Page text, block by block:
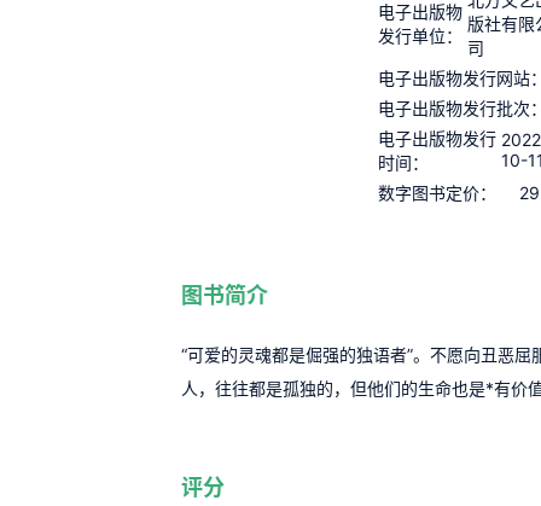
电子出版物
发行单位：
版社有限
司
电子出版物发行网站
电子出版物发行批次
电子出版物发行
时间：
10-
数字图书定价：
图书简介
“可爱的灵魂都是倔强的独语者”。不愿向丑恶屈
人，往往都是孤独的，但他们的生命也是*有价
评分